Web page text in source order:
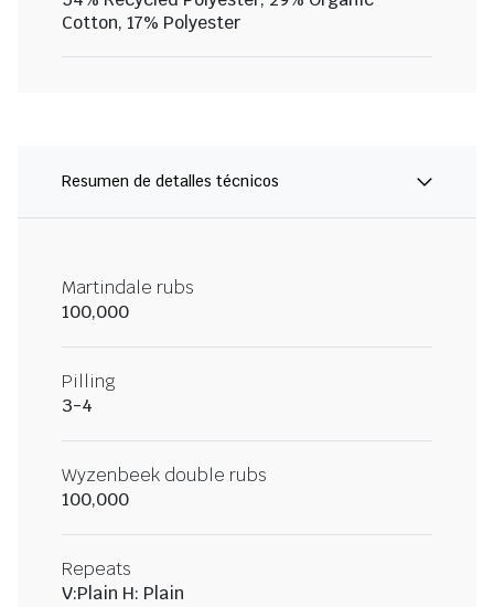
Cotton, 17% Polyester
Resumen de detalles técnicos
Martindale rubs
100,000
Pilling
3-4
Wyzenbeek double rubs
100,000
Repeats
V:Plain H: Plain